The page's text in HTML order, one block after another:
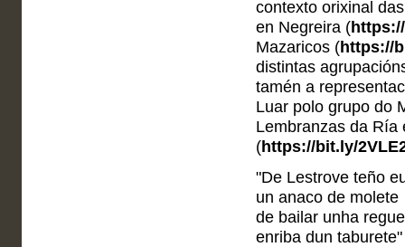
contexto orixinal
en Negreira (
Mazaricos (https://
distintas
tamén a
Luar polo grupo do
Lembranzas da Ría
(https://bit.ly/
"De Lestrove teño
un anaco de molete
de bailar unha
enriba dun taburete"